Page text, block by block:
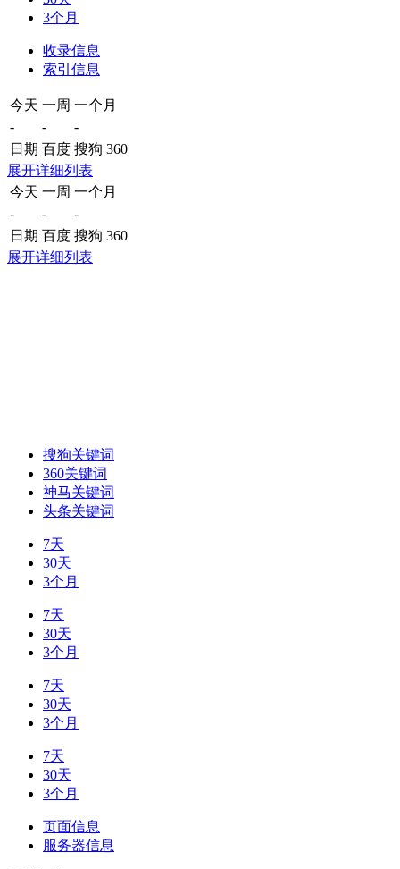
3个月
收录信息
索引信息
今天 一周 一个月
-
-
-
日期 百度 搜狗 360
展开详细列表
今天 一周 一个月
-
-
-
日期 百度 搜狗 360
展开详细列表
搜狗关键词
360关键词
神马关键词
头条关键词
7天
30天
3个月
7天
30天
3个月
7天
30天
3个月
7天
30天
3个月
页面信息
服务器信息